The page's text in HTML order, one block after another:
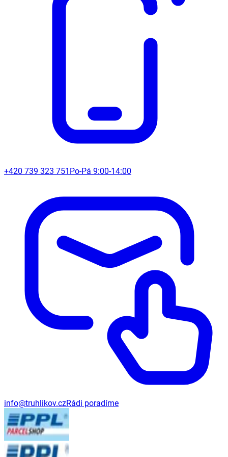
+420 739 323 751 Po-Pá 9:00-14:00
info@truhlikov.czRádi poradíme